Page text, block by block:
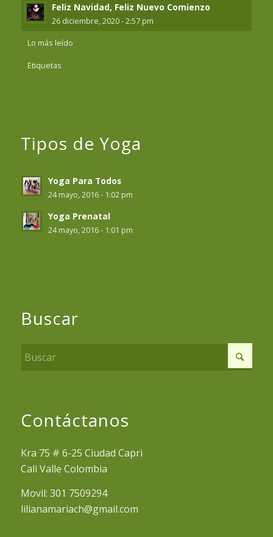
Feliz Navidad, Feliz Nuevo Comienzo
26 diciembre, 2020 - 2:57 pm
Lo más leído
Etiquetas
Tipos de Yoga
Yoga Para Todos
24 mayo, 2016 - 1:02 pm
Yoga Prenatal
24 mayo, 2016 - 1:01 pm
Buscar
Contáctanos
Kra 75 # 6-25 Ciudad Capri
Cali Valle Colombia
Movil: 301 7509294
lilianamariach@gmail.com